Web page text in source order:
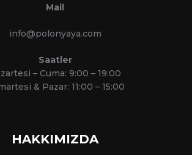
Mail
info@polonyaya.com
Saatler
– Cuma: 9:00 – 19:00
& Pazar: 11:00 – 15:00
HAKKIMIZDA